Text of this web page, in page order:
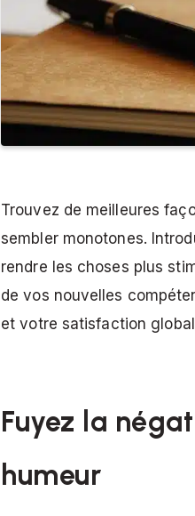
Trouvez de meilleures
sembler monotones.
rendre les choses plus
de vos nouvelles
et votre satisfaction
Fuyez la
humeur